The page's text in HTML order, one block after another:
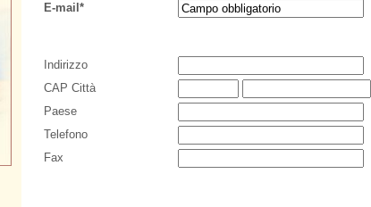
E-mail*
Indirizzo
CAP Città
Paese
Telefono
Fax